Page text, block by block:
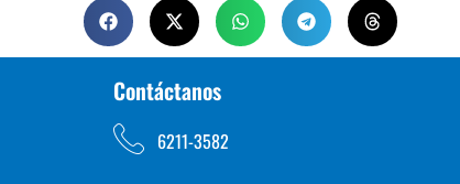
Contáctanos
6211-3582